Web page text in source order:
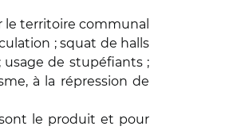
le territoire communal
; squat de halls
usage de stupéfiants ;
à la répression de
le produit et pour